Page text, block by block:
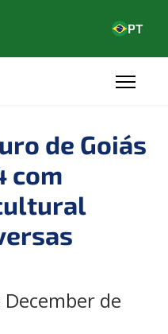
PT
de Goiás
com
de